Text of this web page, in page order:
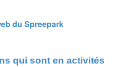
du Spreepark
qui sont en activités